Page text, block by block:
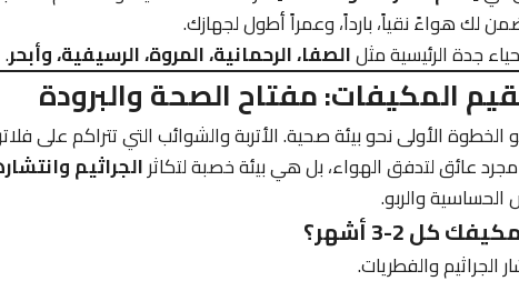
لك هواءً نقياً، بارداً، وعمراً أطول لجهازك.
جدة الرئيسية مثلالصفا، الرحمانية، المروة، الرسيفية، وأبحر.
المكيفات: مفتاح الصحة والبرودة
الخطوة الأولى نحو بيئة صحية. الأتربة والشوائب التي تتراكم على
مجرد عائق لتدفق الهواء، بل هي بيئة خصبة لتكاثرالجراثيم
والربو.
2-3 أشهر؟
الجراثيم والفطريات.